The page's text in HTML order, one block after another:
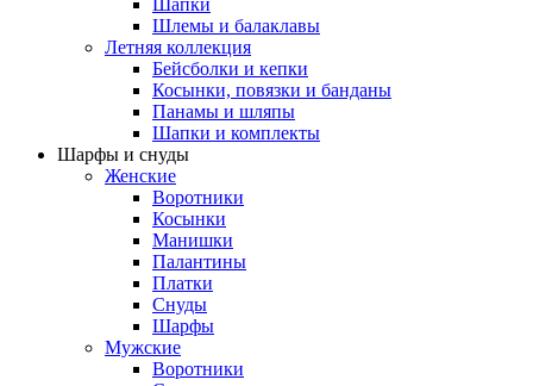
Шапки
Шлемы и балаклавы
Летняя коллекция
Бейсболки и кепки
Косынки, повязки и банданы
Панамы и шляпы
Шапки и комплекты
Шарфы и снуды
Женские
Воротники
Косынки
Манишки
Палантины
Платки
Снуды
Шарфы
Мужские
Воротники